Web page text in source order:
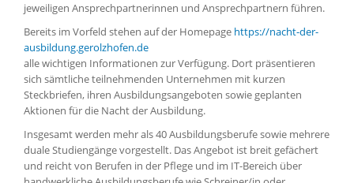
jeweiligen Ansprechpartnerinnen und Ansprechpartnern führen.
Bereits im Vorfeld stehen auf der Homepage https://nacht-der-
ausbildung.gerolzhofen.de
alle wichtigen Informationen zur Verfügung. Dort präsentieren
sich sämtliche teilnehmenden Unternehmen mit kurzen
Steckbriefen, ihren Ausbildungsangeboten sowie geplanten
Aktionen für die Nacht der Ausbildung.
Insgesamt werden mehr als 40 Ausbildungsberufe sowie mehrere
duale Studiengänge vorgestellt. Das Angebot ist breit gefächert
und reicht von Berufen in der Pflege und im IT-Bereich über